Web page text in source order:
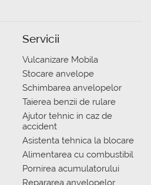
Servicii
Vulcanizare Mobila
Stocare anvelope
Schimbarea anvelopelor
Taierea benzii de rulare
Ajutor tehnic in caz de
accident
Asistenta tehnica la blocare
Alimentarea cu combustibil
Pornirea acumulatorului
Repararea anvelopelor